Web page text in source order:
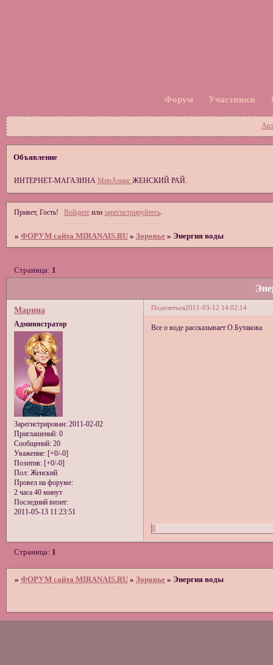
Форум Участники
Объявление
ИНТЕРНЕТ-МАГАЗИНА МирАнаис ЖЕНСКИЙ РАЙ.
Привет, Гость! Войдитеили зарегистрируйтесь.
» ФОРУМ сайта MIRANAIS.RU » Зоровье » Энергия воды
Страница: 1
Поделиться2011-03-12 14:02:14
Марина
Администратор
Зарегистрирован: 2011-02-02
Приглашений:0
Сообщений:20
Уважение: [+0/-0]
Позитив: [+0/-0]
Пол:Женский
Провел на форуме:
2 часа 40 минут
Последний визит:
2011-05-13 11:23:51
Все о воде рассказывает О.Бутакова
0
Страница: 1
» ФОРУМ сайта MIRANAIS.RU » Зоровье » Энергия воды